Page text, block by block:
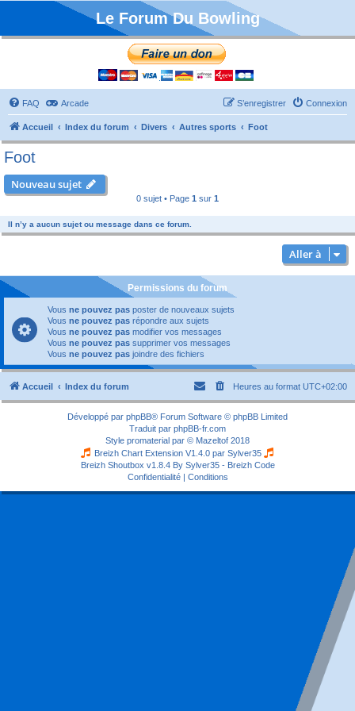
Le Forum Du Bowling
FAQ Arcade Connexion
S’enregistrer
Accueil Index du forum Divers Autres sports Foot
Foot
Nouveau sujet
0 sujet • Page 1 sur 1
Il n’y a aucun sujet ou message dans ce forum.
Aller à
Permissions du forum
Vous ne pouvez pas poster de nouveaux sujets
Vous ne pouvez pas répondre aux sujets
Vous ne pouvez pas modifier vos messages
Vous ne pouvez pas supprimer vos messages
Vous ne pouvez pas joindre des fichiers
Accueil Index du forum Heures au format UTC+02:00
Développé par phpBB® Forum Software © phpBB Limited
Traduit par phpBB-fr.com
Style promaterial par © Mazeltof 2018
Breizh Chart Extension V1.4.0 par Sylver35
Breizh Shoutbox v1.8.4 By Sylver35 - Breizh Code
Confidentialité| Conditions